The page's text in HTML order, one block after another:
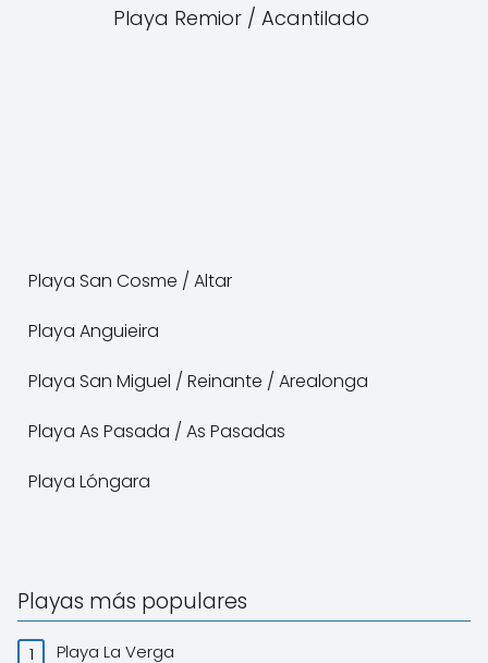
Playa Remior / Acantilado
Playa San Cosme / Altar
Playa Anguieira
Playa San Miguel / Reinante / Arealonga
Playa As Pasada / As Pasadas
Playa Lóngara
Playas más populares
Playa La Verga